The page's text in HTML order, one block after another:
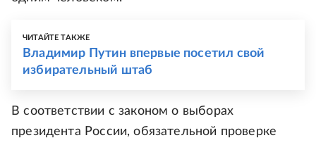
ЧИТАЙТЕ ТАКЖЕ
Владимир Путин впервые посетил свой
избирательный штаб
В соответствии с законом о выборах
президента России, обязательной проверке